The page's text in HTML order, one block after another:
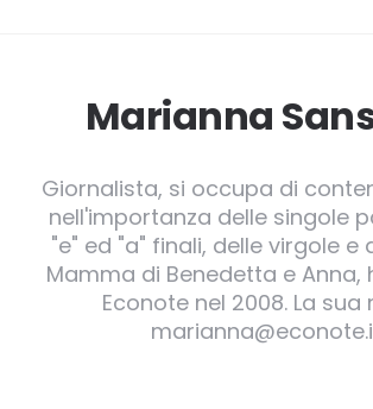
Marianna
Giornalista, si occupa di
nell'importanza delle singole
"e" ed "a" finali, delle virgole e
Mamma di Benedetta e
Econote nel 2008. La sua